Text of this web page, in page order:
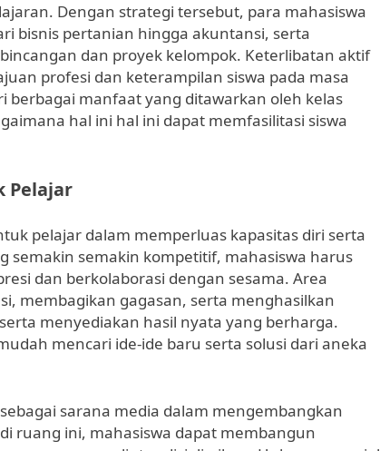
Dengan strategi tersebut, para mahasiswa
bisnis pertanian hingga akuntansi, serta
dan proyek kelompok. Keterlibatan aktif
profesi dan keterampilan siswa pada masa
manfaat yang ditawarkan oleh kelas
hal ini hal ini dapat memfasilitasi siswa
Pelajar
pelajar dalam memperluas kapasitas diri serta
semakin semakin kompetitif, mahasiswa harus
dan berkolaborasi dengan sesama. Area
membagikan gagasan, serta menghasilkan
menyediakan hasil nyata yang berharga.
mencari ide-ide baru serta solusi dari aneka
sarana media dalam mengembangkan
ruang ini, mahasiswa dapat membangun